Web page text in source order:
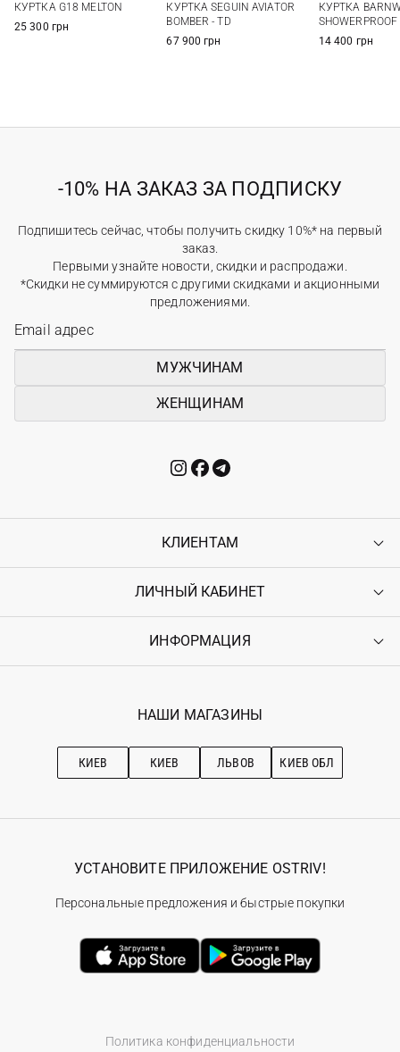
КУРТКА G18 MELTON
25 300 грн
КУРТКА SEGUIN AVIATOR
BOMBER - TD
67 900 грн
XXL
КУРТКА
SHOWERPROOF
14 400 грн
-10% НА ЗАКАЗ ЗА ПОДПИСКУ
Подпишитесь сейчас, чтобы получить скидку 10%* на первый
заказ.
Первыми узнайте новости, скидки и распродажи.
*Скидки не суммируются с другими скидками и акционными
предложениями.
МУЖЧИНАМ
ЖЕНЩИНАМ
КЛИЕНТАМ
Контакты
Возврат
Гарантия
ЛИЧНЫЙ КАБИНЕТ
Войти
Ostriv Club+
ИНФОРМАЦИЯ
Наши магазини
Рекомендации по уходу
НАШИ МАГАЗИНЫ
КИЕВ КИЕВ ЛЬВОВ КИЕВ ОБЛ
Политика конфиденциальности
УСТАНОВИТЕ ПРИЛОЖЕНИЕ OSTRIV!
Персональные предложения и быстрые покупки